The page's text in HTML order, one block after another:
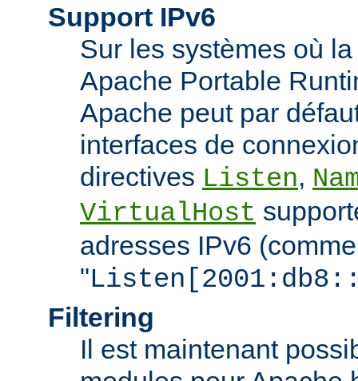
Support IPv6
Sur les systèmes où
Apache Portable
Apache peut par
interfaces de
directives Listen,
VirtualHost
adresses IPv6
"
Filtering
Il est maintenant